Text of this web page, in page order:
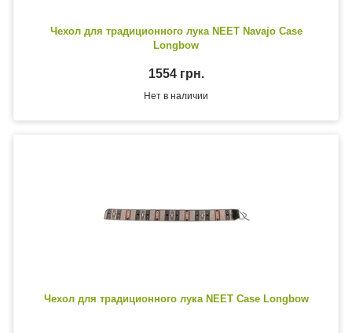
Чехол для традиционного лука NEET Navajo Case
Longbow
1554 грн.
Нет в наличии
Чехол для традиционного лука NEET Case Longbow